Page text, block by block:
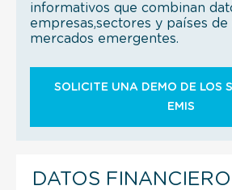
informativos que combinan
empresas,sectores y países de
mercados emergentes.
SOLICITE UNA DEMO DE LOS
EMIS
DATOS